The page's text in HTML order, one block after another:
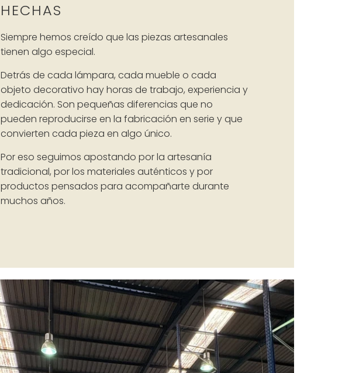
HECHAS
Siempre hemos creído que las piezas artesanales
tienen algo especial.
Detrás de cada lámpara, cada mueble o cada
objeto decorativo hay horas de trabajo, experiencia y
dedicación. Son pequeñas diferencias que no
pueden reproducirse en la fabricación en serie y que
convierten cada pieza en algo único.
Por eso seguimos apostando por la artesanía
tradicional, por los materiales auténticos y por
productos pensados para acompañarte durante
muchos años.